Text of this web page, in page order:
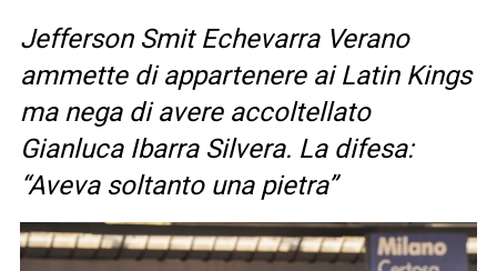
Jefferson Smit Echevarra Verano
ammette di appartenere ai Latin Kings
ma nega di avere accoltellato
Gianluca Ibarra Silvera. La difesa:
“Aveva soltanto una pietra”